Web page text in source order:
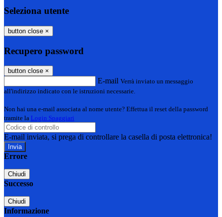
Seleziona utente
button close ×
Recupero password
button close ×
E-mail Verrà inviato un messaggio
all'indirizzo indicato con le istruzioni necessarie.
Non hai una e-mail associata al nome utente? Effettua il reset della password
tramite la Login Spaggiari
E-mail inviata, si prega di controllare la casella di posta elettronica!
Errore
Chiudi
Successo
Chiudi
Informazione